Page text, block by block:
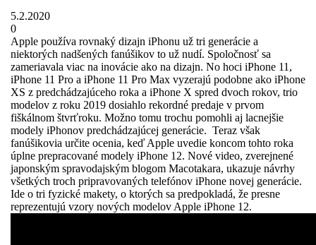
5.2.2020
0
Apple používa rovnaký dizajn iPhonu už tri generácie a
niektorých nadšených fanúšikov to už nudí. Spoločnosť sa
zameriavala viac na inovácie ako na dizajn. No hoci iPhone 11,
iPhone 11 Pro a iPhone 11 Pro Max vyzerajú podobne ako iPhone
XS z predchádzajúceho roka a iPhone X spred dvoch rokov, trio
modelov z roku 2019 dosiahlo rekordné predaje v prvom
fiškálnom štvrťroku. Možno tomu trochu pomohli aj lacnejšie
modely iPhonov predchádzajúcej generácie. Teraz však
fanúšikovia určite ocenia, keď Apple uvedie koncom tohto roka
úplne prepracované modely iPhone 12. Nové video, zverejnené
japonským spravodajským blogom Macotakara, ukazuje návrhy
všetkých troch pripravovaných telefónov iPhone novej generácie.
Ide o tri fyzické makety, o ktorých sa predpokladá, že presne
reprezentujú vzory nových modelov Apple iPhone 12.